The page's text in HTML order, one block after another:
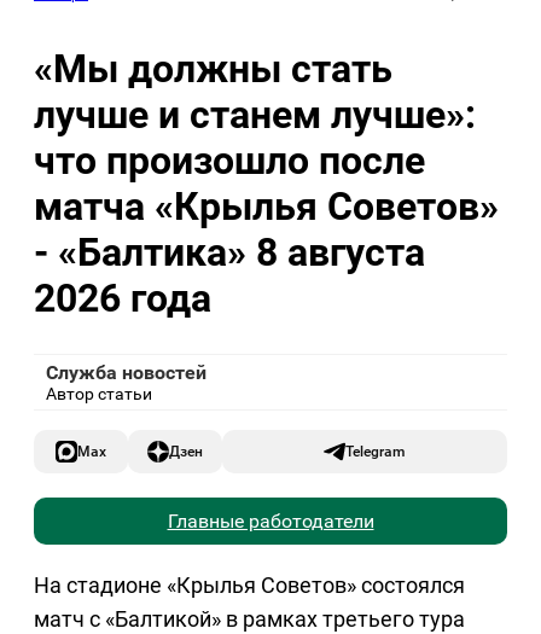
«Мы должны стать
лучше и станем лучше»:
что произошло после
матча «Крылья Советов»
- «Балтика» 8 августа
2026 года
Служба новостей
Автор статьи
Max Дзен Telegram
Главные работодатели
На стадионе «Крылья Советов» состоялся
матч с «Балтикой» в рамках третьего тура